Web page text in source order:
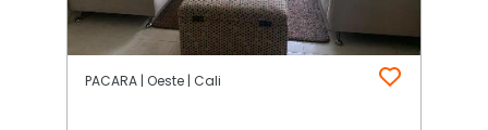
PACARA | Oeste | Cali